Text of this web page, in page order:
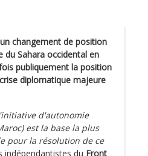
changement de position
du Sahara occidental en
publiquement la position
diplomatique majeure
d'autonomie
est la base la plus
pour la résolution de ce
indépendantistes du Front